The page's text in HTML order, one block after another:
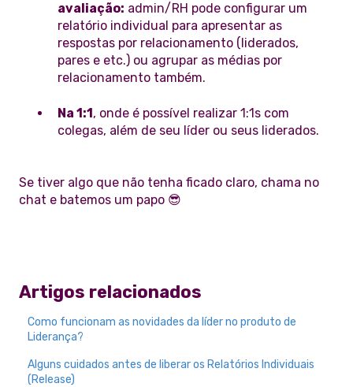
avaliação: admin/RH pode configurar um
relatório individual para apresentar as
respostas por relacionamento (liderados,
pares e etc.) ou agrupar as médias por
relacionamento também.
Na 1:1, onde é possível realizar 1:1s com
colegas, além de seu líder ou seus liderados.
Se tiver algo que não tenha ficado claro, chama no
chat e batemos um papo 😎
Artigos relacionados
Como funcionam as novidades da líder no produto de
Liderança?
Alguns cuidados antes de liberar os Relatórios Individuais
(Release)